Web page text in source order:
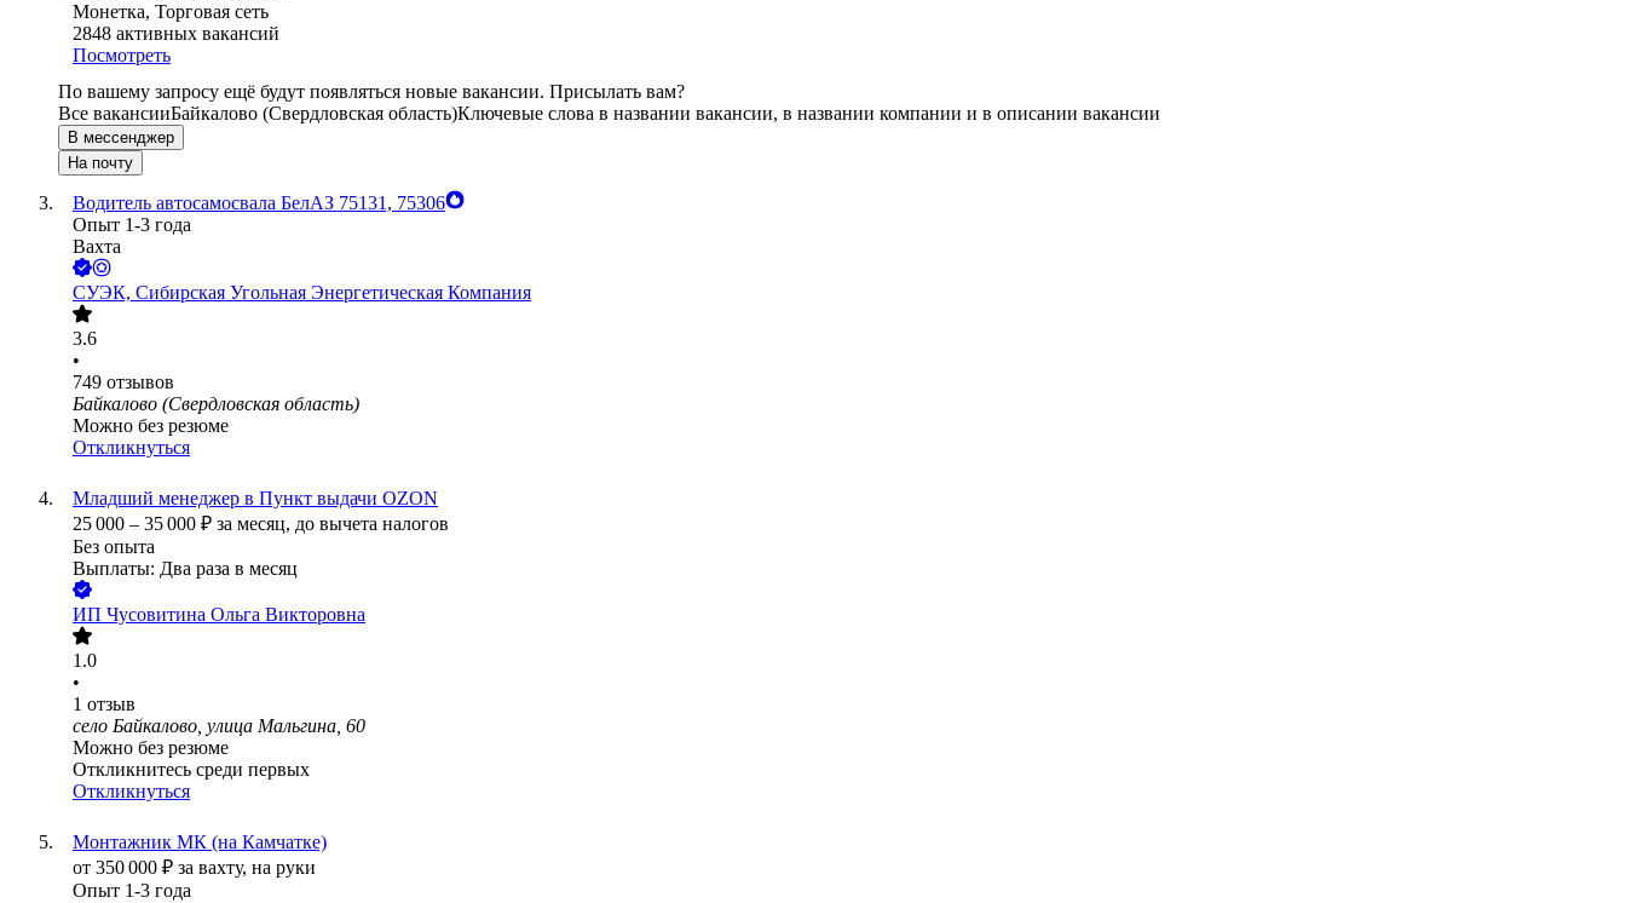
Монетка, Торговая сеть
2848 активных вакансий
Посмотреть
По вашему запросу ещё будут появляться новые вакансии. Присылать вам?
Все вакансииБайкалово (Свердловская область)Ключевые слова в названии вакансии, в названии компании и в описании вакансии
В мессенджер
На почту
Водитель автосамосвала БелАЗ 75131, 75306
Опыт 1-3 года
Вахта
СУЭК, Сибирская Угольная Энергетическая Компания
3.6
•
749 отзывов
Байкалово (Свердловская область)
Можно без резюме
Откликнуться
Младший менеджер в Пункт выдачи OZON
25 000 – 35 000 ₽ за месяц, до вычета налогов
Без опыта
Выплаты: Два раза в месяц
ИП Чусовитина Ольга Викторовна
1.0
•
1 отзыв
село Байкалово, улица Мальгина, 60
Можно без резюме
Откликнитесь среди первых
Откликнуться
Монтажник МК (на Камчатке)
от 350 000 ₽ за вахту, на руки
Опыт 1-3 года